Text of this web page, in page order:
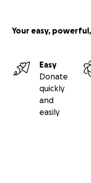
Your easy,
Easy
Donate
quickly
and
easily